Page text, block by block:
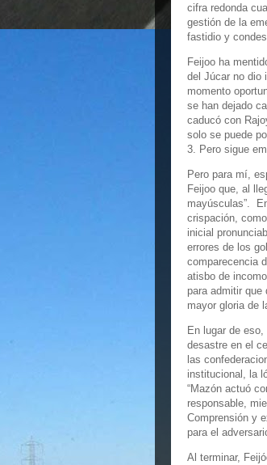
cifra redonda
gestión de la
fastidio y
Feijoo ha
del Júcar no dio
momento
se han dejado
caducó con
solo se puede
3. Pero sigue
Pero para mí,
Feijoo que, al
mayúsculas”.
crispación,
inicial
errores de los
comparecencia
atisbo de
para admitir
mayor gloria de
En lugar de
desastre en el
las
institucional, la
“Mazón actuó
responsable,
Comprensión y
para el
Al terminar,